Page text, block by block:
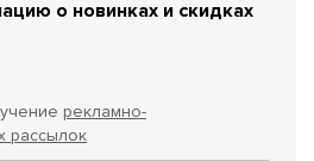
о новинках и скидках
рекламно-
рассылок